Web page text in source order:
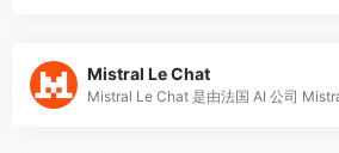
Mistral Le Chat